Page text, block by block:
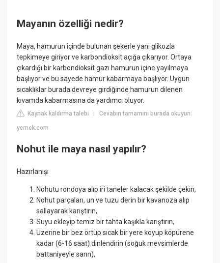
Mayanın özelliği nedir?
Maya, hamurun içinde bulunan şekerle yani glikozla
tepkimeye giriyor ve karbondioksit açığa çıkarıyor. Ortaya
çıkardığı bir karbondioksit gazı hamurun içine yayılmaya
başlıyor ve bu sayede hamur kabarmaya başlıyor. Uygun
sıcaklıklar burada devreye girdiğinde hamurun dilenen
kıvamda kabarmasına da yardımcı oluyor.
Kaynak kaldırma talebi |Cevabın tamamını burada okuyun:
yemek.com
Nohut ile maya nasıl yapılır?
Hazırlanışı
Nohutu rondoya alıp iri taneler kalacak şekilde çekin,
Nohut parçaları, un ve tuzu derin bir kavanoza alıp
sallayarak karıştırın,
Suyu ekleyip temiz bir tahta kaşıkla karıştırın,
Üzerine bir bez örtüp sıcak bir yere koyup köpürene
kadar (6-16 saat) dinlendirin (soğuk mevsimlerde
battaniyeyle sarın),